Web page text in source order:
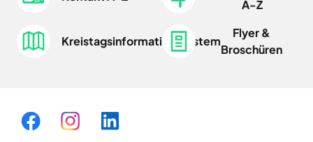
A-Z
Kreistagsinformationssystem
Flyer &
Broschüren